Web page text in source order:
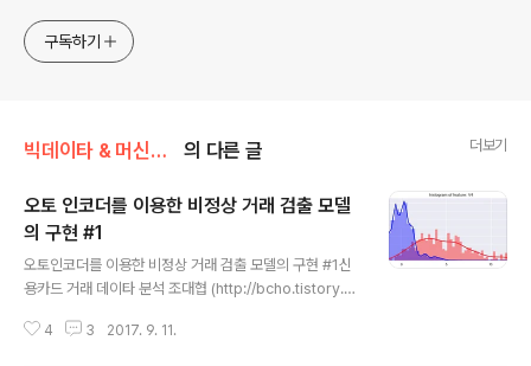
한 기술 멘토링과 강의 진행합니다. Linkedin :
https://www.linkedin.com/in/terrycho75/
구독하기
빅데이타 & 머신러닝/머신러닝 의 다른 글 더보기
오토 인코더를 이용한 비정상 거래 검출 모델
의 구현 #1
오토인코더를 이용한 비정상 거래 검출 모델의 구현 #1신
용카드 거래 데이타 분석 조대협 (http://bcho.tistory.c
봐야 하는지라 좋은 시나리오를 고민하고 있는데, 추천 시
4 3 2017. 9. 11.